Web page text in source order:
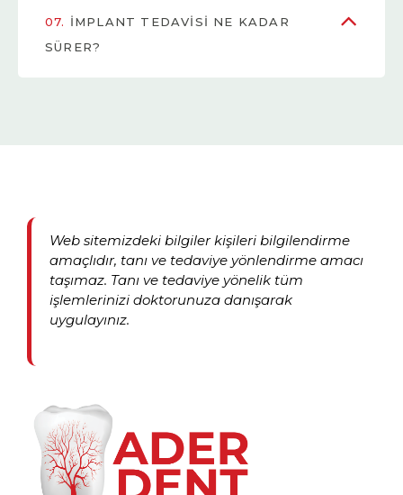
07.
SÜRER?
Web sitemizdeki bilgiler kişileri bilgilendirme
amaçlıdır, tanı ve tedaviye yönlendirme amacı
taşımaz. Tanı ve tedaviye yönelik tüm
işlemlerinizi doktorunuza danışarak
uygulayınız.